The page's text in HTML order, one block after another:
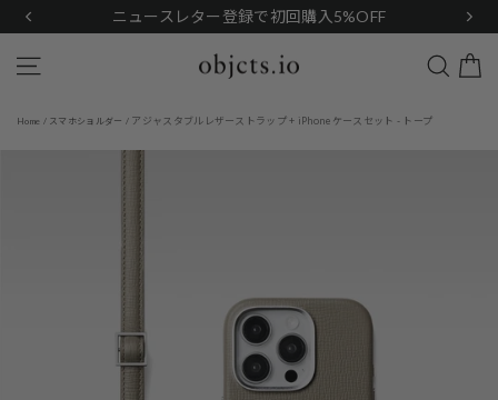
content
ニュースレター登録で初回購入5%OFF
Search
Home / スマホショルダー / アジャスタブルレザーストラップ + iPhoneケースセット - トープ